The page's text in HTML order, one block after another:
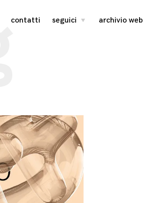
contatti seguici
toggle
archivio web